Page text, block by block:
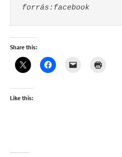
forrás:facebook
Share this:
Like this: